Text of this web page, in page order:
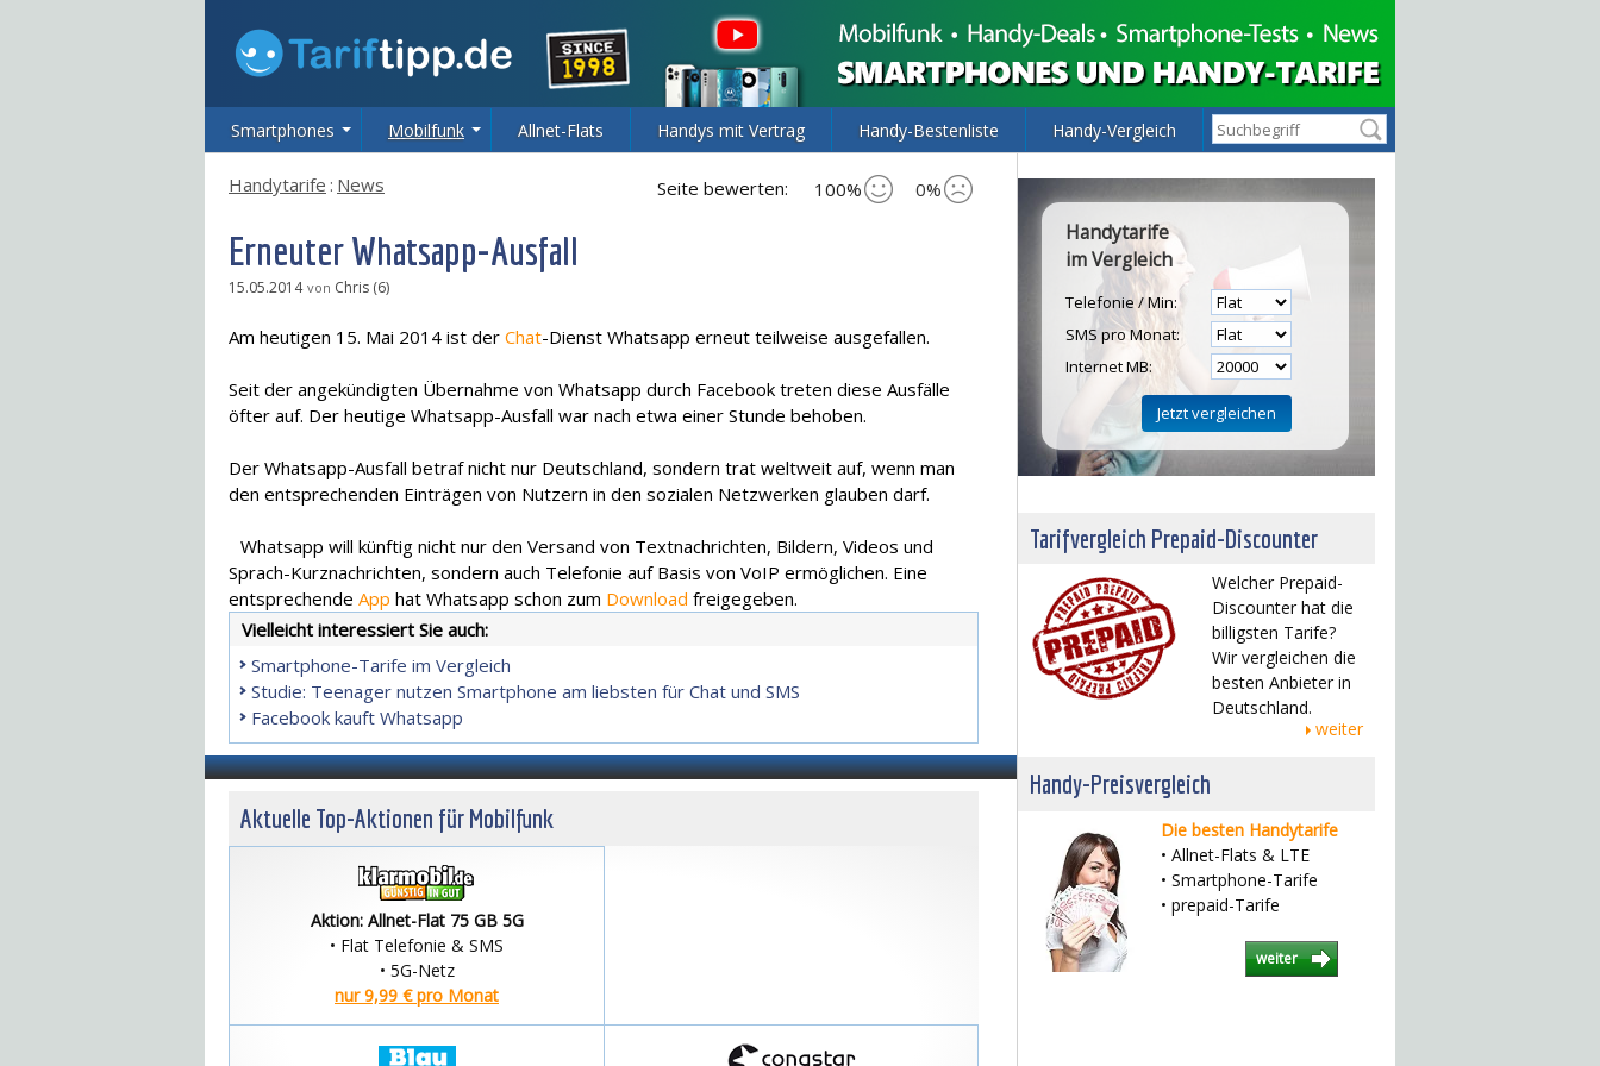
Smartphones Mobilfunk Allnet-Flats Handys mit Vertrag Handy-Bestenliste Handy-Vergleich
Seite bewerten: 100% 0%
Handytarife : News
Erneuter Whatsapp-Ausfall
15.05.2014 von Chris (6)
Am heutigen 15. Mai 2014 ist der Chat-Dienst Whatsapp erneut teilweise ausgefallen.
Seit der angekündigten Übernahme von Whatsapp durch Facebook treten diese Ausfälle
öfter auf. Der heutige Whatsapp-Ausfall war nach etwa einer Stunde behoben.
Der Whatsapp-Ausfall betraf nicht nur Deutschland, sondern trat weltweit auf, wenn man
den entsprechenden Einträgen von Nutzern in den sozialen Netzwerken glauben darf.
Whatsapp will künftig nicht nur den Versand von Textnachrichten, Bildern, Videos und
Sprach-Kurznachrichten, sondern auch Telefonie auf Basis von VoIP ermöglichen. Eine
entsprechende App hat Whatsapp schon zum Download freigegeben.
Vielleicht interessiert Sie auch:
Smartphone-Tarife im Vergleich
Studie: Teenager nutzen Smartphone am liebsten für Chat und SMS
Facebook kauft Whatsapp
Aktuelle Top-Aktionen für Mobilfunk
Aktion: Allnet-Flat 75 GB 5G
• Flat Telefonie & SMS
• 5G-Netz
nur 9,99 € pro Monat
Handytarife
im Vergleich
Telefonie / Min:
SMS pro Monat:
Internet MB:
Tarifvergleich Prepaid-Discounter
Welcher Prepaid-
Discounter hat die
billigsten Tarife?
Wir vergleichen die
besten Anbieter in
Deutschland.
weiter
Handy-Preisvergleich
Die besten Handytarife
• Allnet-Flats & LTE
• Smartphone-Tarife
• prepaid-Tarife
weiter